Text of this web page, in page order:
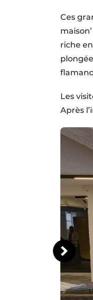
Ces
riche
Les
Après